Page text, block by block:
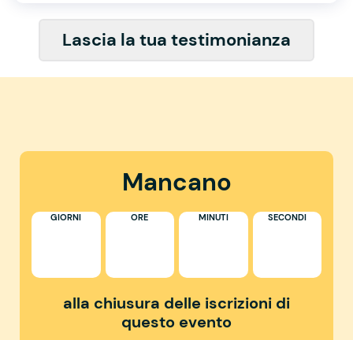
Lascia la tua testimonianza
Mancano
GIORNI ORE MINUTI SECONDI
alla chiusura delle iscrizioni di
questo evento